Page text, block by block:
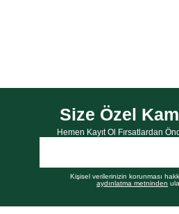
Size Özel
Hemen Kayıt Ol Fırsatlardan
Kişisel verilerinizin korunması
aydınlatma metninden